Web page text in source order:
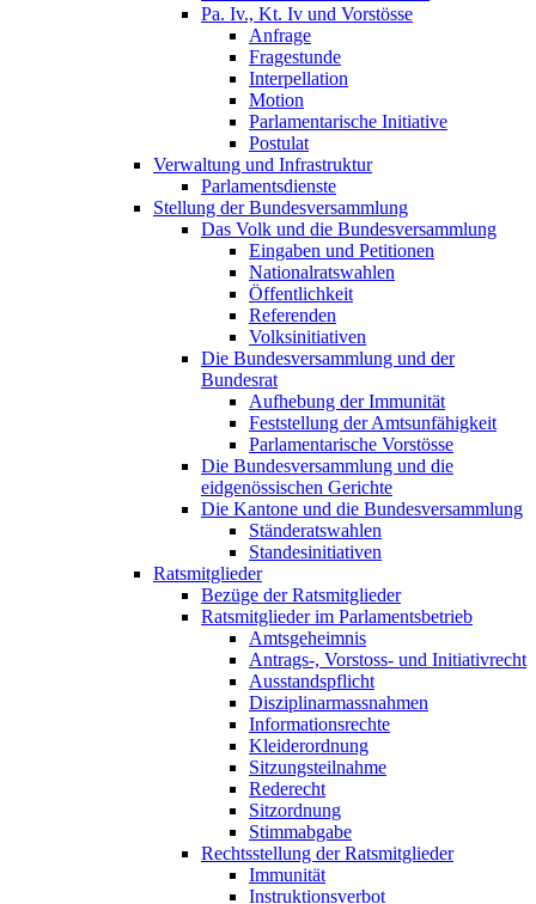
Pa. Iv., Kt. Iv und Vorstösse
Anfrage
Fragestunde
Interpellation
Motion
Parlamentarische Initiative
Postulat
Verwaltung und Infrastruktur
Parlamentsdienste
Stellung der Bundesversammlung
Das Volk und die Bundesversammlung
Eingaben und Petitionen
Nationalratswahlen
Öffentlichkeit
Referenden
Volksinitiativen
Die Bundesversammlung und der
Bundesrat
Aufhebung der Immunität
Feststellung der Amtsunfähigkeit
Parlamentarische Vorstösse
Die Bundesversammlung und die
eidgenössischen Gerichte
Die Kantone und die Bundesversammlung
Ständeratswahlen
Standesinitiativen
Ratsmitglieder
Bezüge der Ratsmitglieder
Ratsmitglieder im Parlamentsbetrieb
Amtsgeheimnis
Antrags-, Vorstoss- und Initiativrecht
Ausstandspflicht
Disziplinarmassnahmen
Informationsrechte
Kleiderordnung
Sitzungsteilnahme
Rederecht
Sitzordnung
Stimmabgabe
Rechtsstellung der Ratsmitglieder
Immunität
Instruktionsverbot